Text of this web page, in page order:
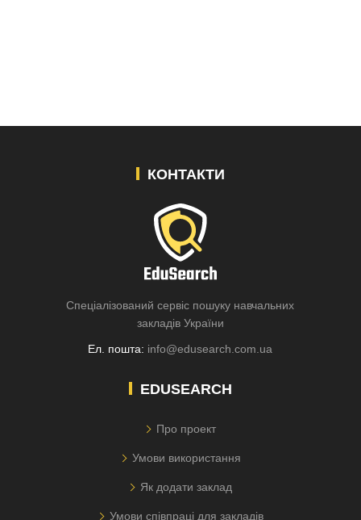
КОНТАКТИ
Спеціалізований сервіс пошуку навчальних
закладів України
Ел. пошта: info@edusearch.com.ua
EDUSEARCH
Про проект
Умови використання
Як додати заклад
Умови співпраці для закладів